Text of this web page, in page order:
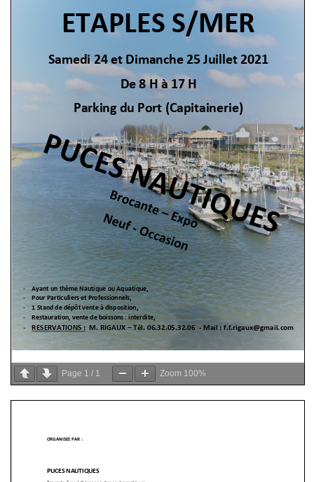
Page 1 / 1 Zoom 100%